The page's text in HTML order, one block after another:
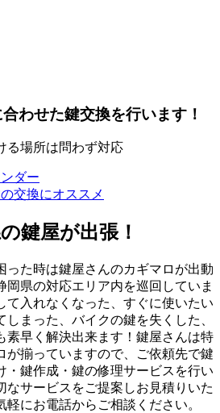
わせた鍵交換を行います！
ダー
交換にオススメ
鍵屋が出張！
った時は鍵屋さんのカギマロが出動
岡県の対応エリア内を巡回していま
て入れなくなった、すぐに使いたい
まった、バイクの鍵を失くした、
素早く解決出来ます！鍵屋さんは特
が揃っていますので、ご依頼先で鍵
・鍵作成・鍵の修理サービスを行い
なサービスをご提案しお見積りいた
軽にお電話からご相談ください。